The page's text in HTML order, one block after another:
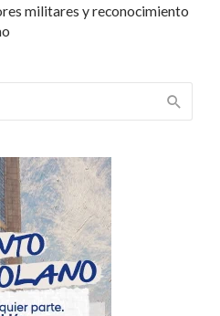
militares y reconocimiento